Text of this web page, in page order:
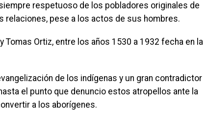
respetuoso de los pobladores originales de
relaciones, pese a los actos de sus hombres.
Ortiz, entre los años 1530 a 1932 fecha en la
de los indígenas y un gran contradictor
el punto que denuncio estos atropellos ante la
a los aborígenes.